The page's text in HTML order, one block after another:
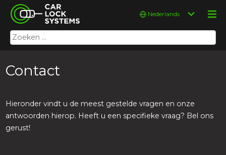
Skip
content
Car Lock Systems
Car Lock Systems
Zoeken
naar:
Kies
taal
Contact
Hieronder vindt u de meest gestelde vragen en onze
antwoorden hierop. Heeft u een specifieke vraag? Bel ons
gerust!